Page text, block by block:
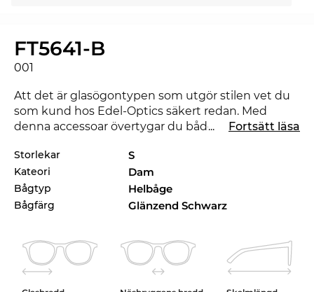
FT5641-B
001
Att det är glasögontypen som utgör stilen vet du
som kund hos Edel-Optics säkert redan. Med
denna accessoar övertygar du både på jobbet och
din favoritoutfit? Kolla även in de andra stilarna
från FT5641-B som finns i vårt sortiment från 2019
och 2020 från
Tom Ford.
starka uttrycket förbinds till en klassisk stilfullhet.
Glasögon är inne och därför är glasögon med
... Fortsätt läsa
Storlekar S
Kateori Dam
Bågtyp Helbåge
Bågfärg Glänzend Schwarz